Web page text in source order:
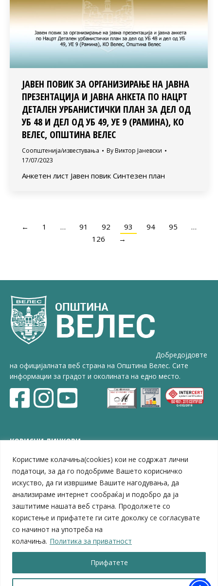
Користиме колачиња(cookies) кои не содржат лични
податоци, за да го подобриме Вашето корисничко
искуство, да ги извршиме Вашите нагодувања, да
анализираме интернет сообраќај и подобро да ја
заштитиме нашата веб страна. Продолжете со
користење и прифатете ги сите доколку се согласувате
со начинот на употреба на
колачиња. Политика за приватност
Прифатете
ЈАВЕН ПОВИК ЗА ОРГАНИЗИРАЊЕ НА ЈАВНА
ПРЕЗЕНТАЦИЈА И ЈАВНА АНКЕТА ПО НАЦРТ
ДЕТАЛЕН УРБАНИСТИЧКИ ПЛАН ЗА ДЕЛ ОД
УБ 48 И ДЕЛ ОД УБ 49, УЕ 9 (РАМИНА), КО
ВЕЛЕС, ОПШТИНА ВЕЛЕС
Соопштенија/известувања By Виктор Јаневски
17/07/2023
Анкетен лист Јавен повик Синтезен план
← 1 … 91 92 93 94 95
…
126
→
Добредојдовте
на официјалната веб страна на Општина Велес. Сите
информации за градот и околината на едно место.
КОРИСНИ ЛИНКОВИ
ЗЕЛС – Заедница на единиците на локална самоуправа
Центар за развој на Вардарски плански регион
Јавно комунално претпријатие „Дервен“
ЈПССО „Парк – спорт и паркинзи“
ЛБ „Гоце Делчев“
ЛУ „Народен Музеј“
Влада на Република Северна Македонија
Собрание на Република Северна Македонија
Министерство за финансии
Министерство за локална самоуправа
Министерство за дигитална трансформација